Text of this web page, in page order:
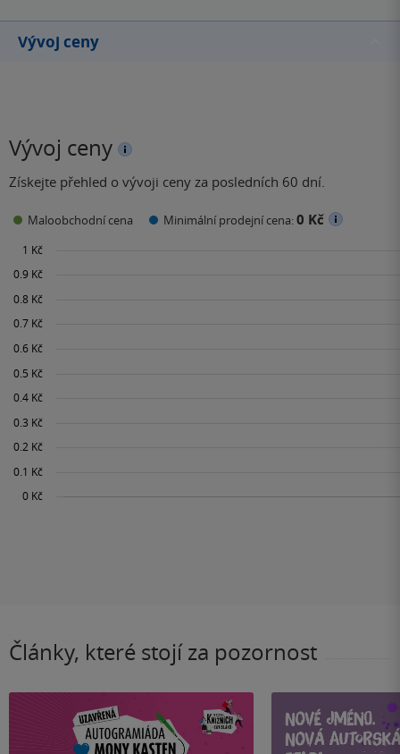
Vývoj ceny
Vývoj ceny
Získejte přehled o vývoji ceny za posledních 60 dní.
Maloobchodní cena Minimální prodejní cena:0 Kč
Články, které stojí za pozornost